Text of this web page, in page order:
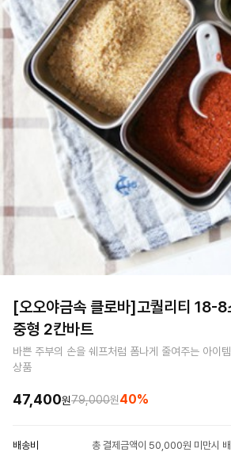
[오오야금속 클로바]고퀄리티 18-8
중형 2칸바트
바쁜 주부의 손을 쉐프처럼 폼나게 줄여주는 아이
상품
47,400원79,000원40%
배송비
총 결제금액이 50,000원 미만시